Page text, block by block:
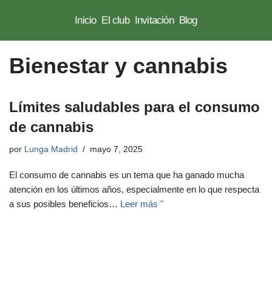
contenido
Inicio El club Invitación Blog
Bienestar y cannabis
Límites saludables para el consumo
de cannabis
por Lunga Madrid mayo 7, 2025
El consumo de cannabis es un tema que ha ganado mucha
atención en los últimos años, especialmente en lo que respecta
a sus posibles beneficios… Leer más "